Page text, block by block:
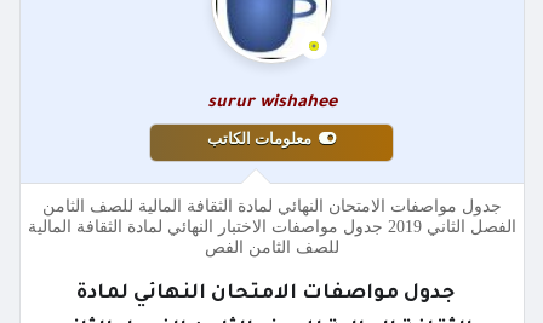
surur wishahee
معلومات الكاتب
جدول مواصفات الامتحان النهائي لمادة الثقافة المالية للصف الثامن
الفصل الثاني 2019 جدول مواصفات الاختبار النهائي لمادة الثقافة المالية
للصف الثامن الفص
جدول مواصفات الامتحان النهائي لمادة